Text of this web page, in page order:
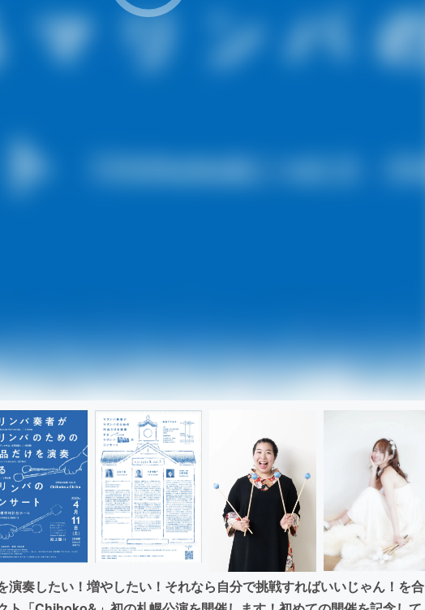
演奏したい！増やしたい！それなら自分で挑戦すればいいじゃん！を合